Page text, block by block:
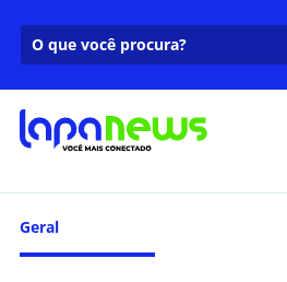
Geral